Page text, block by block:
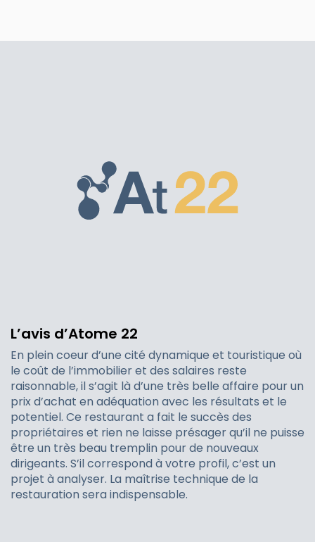
L’avis d’Atome 22
En plein coeur d’une cité dynamique et touristique où
le coût de l’immobilier et des salaires reste
raisonnable, il s’agit là d’une très belle affaire pour un
prix d’achat en adéquation avec les résultats et le
potentiel. Ce restaurant a fait le succès des
propriétaires et rien ne laisse présager qu’il ne puisse
être un très beau tremplin pour de nouveaux
dirigeants. S’il correspond à votre profil, c’est un
projet à analyser. La maîtrise technique de la
restauration sera indispensable.